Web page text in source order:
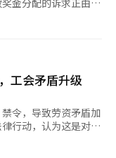
有者，但通过街头示
。 更大的问题在于
，投资速度和研发能
内部战争，损失将直
动摇息息相关，不仅
和国内股市产生连锁
是因为未能建立可信
，管理层是否及时察
续进行有原则的对话
理内部冲突的能力，
金分配的诉求正由个
扩大的担忧正在升
大企业中迅速升温。
奖金上限，并要求将
达45万亿韩元。以截
或超过3.5亿韩元；
此，三星
工会矛盾升级
令，导致劳资矛盾加
行动，认为这是对谈
工会在镇州物流中心